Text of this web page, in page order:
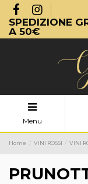
SPEDIZIONE
A 50€
Menu
Home VINI ROSSI VINI